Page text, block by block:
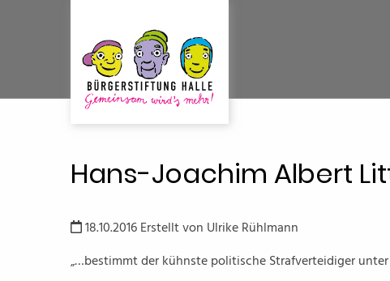
Hans-Joachim Albert
18.10.2016Erstellt von Ulrike Rühlmann
„…bestimmt der kühnste politische Strafverteidiger unter